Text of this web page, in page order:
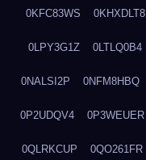
0KFC83WS 0KHXDLT8
0LPY3G1Z 0LTLQ0B4
0NALSI2P 0NFM8HBQ
0P2UDQV4 0P3WEUER
0QLRKCUP 0QO261FR